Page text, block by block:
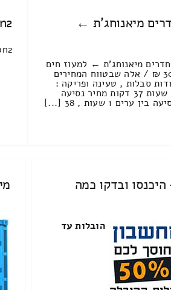
דירות 2 חדרים מיאנוחג'ת ←
מחיר העברת דירה 2 חדרים מיאנוחג'ת ← למעוז חים
מחיר מחירון: 3005.49 ₪ / אלה שבטווח המחירים
₪ עבודות סבלות , טעינה ופריקה :
1985.90 ₪ / זמן : 2 שעות 37 דקות מחיר נסיעה
ובדקו כמה
הובלות עד